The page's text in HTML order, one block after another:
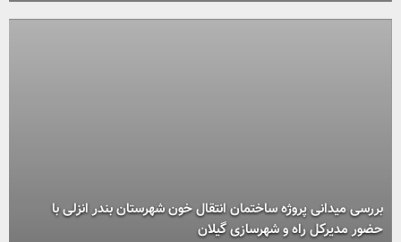
بررسی میدانی پروژه ساختمان انتقال خون شهرستان بندر انزلی با
حضور مدیرکل راه و شهرسازی گیلان